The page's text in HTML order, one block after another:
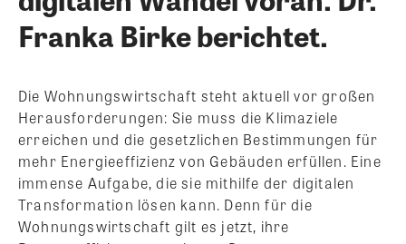
Franka Birke berichtet.
Die Wohnungswirtschaft steht aktuell vor großen
Herausforderungen: Sie muss die Klimaziele
erreichen und die gesetzlichen Bestimmungen für
mehr Energieeffizienz von Gebäuden erfüllen. Eine
immense Aufgabe, die sie mithilfe der digitalen
Transformation lösen kann. Denn für die
Wohnungswirtschaft gilt es jetzt, ihre